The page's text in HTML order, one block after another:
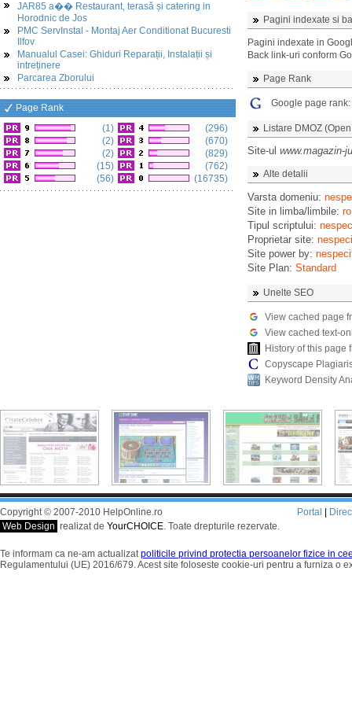
JAR85 a�� Restaurant, terasă și catering in
Horodnic de Jos
PMC ServInstal - Montaj Aer Conditionat Bucuresti
Ilfov
Manualul Casei: Ghiduri Reparații, Instalații și
intreținere
Parcarea Zborului
Page Rank
(1)
(2)
(2)
(15)
(56)
(296)
(670)
(829)
(762)
(16735)
Pagini indexate si
Pagini indexate in
Back link-uri conform
Page Rank
Google page rank:
Listare DMOZ
Site-ul www.magazin-
Alte detalii
Varsta domeniu:
Site in limba/limbile: ro
Tipul scriptului:
Proprietar site:
Site power by:
Site Plan: Standard
Unelte SEO
View cached page
View cached text-
History of this page
Copyscape
Keyword Density
Copyright © 2007-2010 HelpOnline.ro
Web Design realizat de YourCHOICE. Toate drepturile rezervate.
Portal
Te informam ca ne-am actualizatpoliticile privind protectia persoanelor fizice in
Regulamentului (UE) 2016/679. Acest site foloseste cookie-uri pentru a furniza o